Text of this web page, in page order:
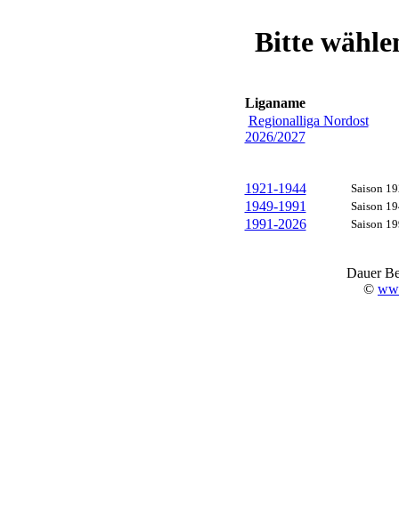
Bitte
Liganame
Regionalliga Nordost
2026/2027
1921-1944 Saison
1949-1991 Saison
1991-2026 Saison
Dauer
©